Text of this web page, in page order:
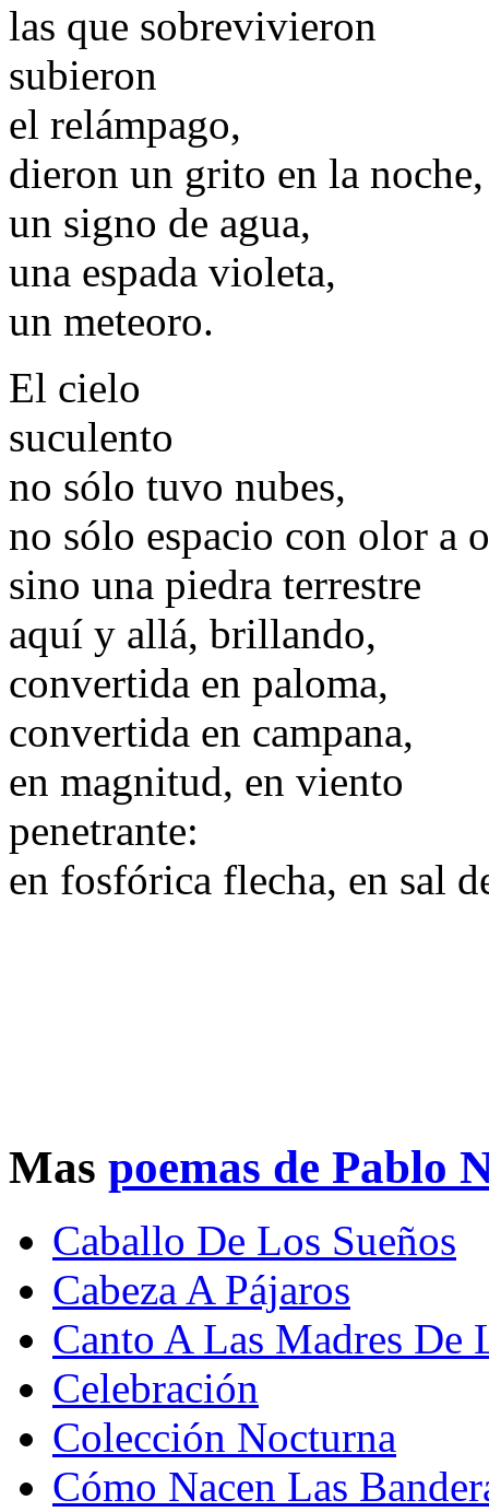
las que sobrevivieron
subieron
el relámpago,
dieron un grito en la noche,
un signo de agua,
una espada violeta,
un meteoro.
El cielo
suculento
no sólo tuvo nubes,
no sólo espacio con olor a
sino una piedra terrestre
aquí y allá, brillando,
convertida en paloma,
convertida en campana,
en magnitud, en viento
penetrante:
en fosfórica flecha, en sal
Mas poemas de Pablo
Caballo De Los Sueños
Cabeza A Pájaros
Canto A Las Madres
Celebración
Colección Nocturna
Cómo Nacen Las